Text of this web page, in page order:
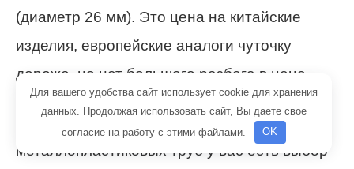
(диаметр 26 мм). Это цена на китайские
изделия, европейские аналоги чуточку
дороже, но нет большого разбега в цене.
Учитывайте, что при использовании
металлопластиковых труб у вас есть выбор
Для вашего удобства сайт использует cookie для хранения
данных. Продолжая использовать сайт, Вы даете свое
согласие на работу с этими файлами.
OK